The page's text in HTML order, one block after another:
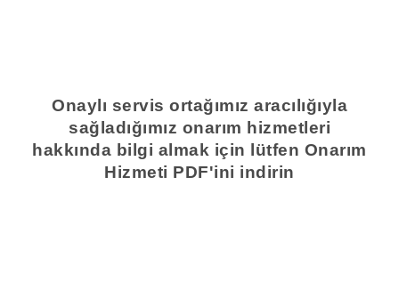
Onaylı servis ortağımız aracılığıyla
sağladığımız onarım hizmetleri
hakkında bilgi almak için lütfen Onarım
Hizmeti PDF'ini indirin